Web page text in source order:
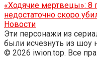
«Ходячие мертвецы»: 8
недостаточно скоро
Новости
Эти персонажи из
были исчезнуть из шоу
© 2026 iwion.top. Все